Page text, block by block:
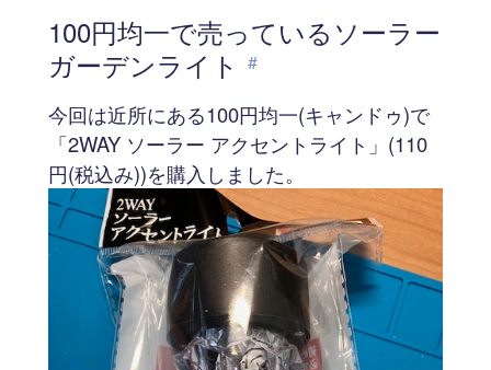
100円均一で売っているソーラー
ガーデンライト
#
今回は近所にある100円均一(キャンドゥ)で
「2WAY ソーラー アクセントライト」(110
円(税込み))を購入しました。